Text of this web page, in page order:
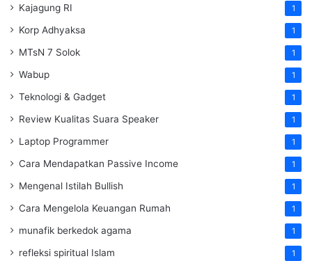
Kajagung RI 1
Korp Adhyaksa 1
MTsN 7 Solok 1
Wabup 1
Teknologi & Gadget 1
Review Kualitas Suara Speaker 1
Laptop Programmer 1
Cara Mendapatkan Passive Income 1
Mengenal Istilah Bullish 1
Cara Mengelola Keuangan Rumah 1
munafik berkedok agama 1
refleksi spiritual Islam 1